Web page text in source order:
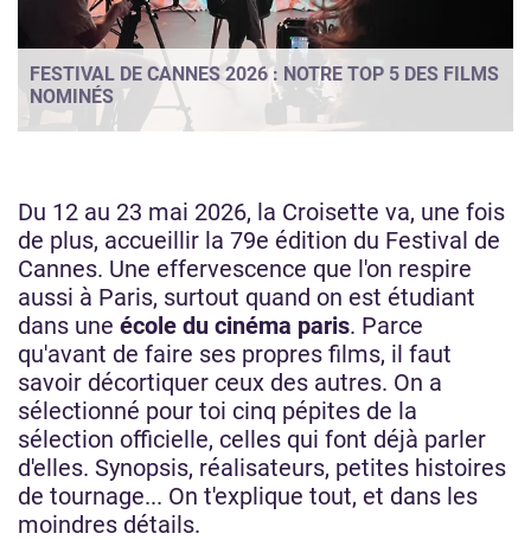
FESTIVAL DE CANNES 2026 : NOTRE TOP 5 DES FILMS
NOMINÉS
Du 12 au 23 mai 2026, la Croisette va, une fois
de plus, accueillir la 79e édition du Festival de
Cannes. Une effervescence que l'on respire
aussi à Paris, surtout quand on est étudiant
dans une école du cinéma paris. Parce
qu'avant de faire ses propres films, il faut
savoir décortiquer ceux des autres. On a
sélectionné pour toi cinq pépites de la
sélection officielle, celles qui font déjà parler
d'elles. Synopsis, réalisateurs, petites histoires
de tournage... On t'explique tout, et dans les
moindres détails.